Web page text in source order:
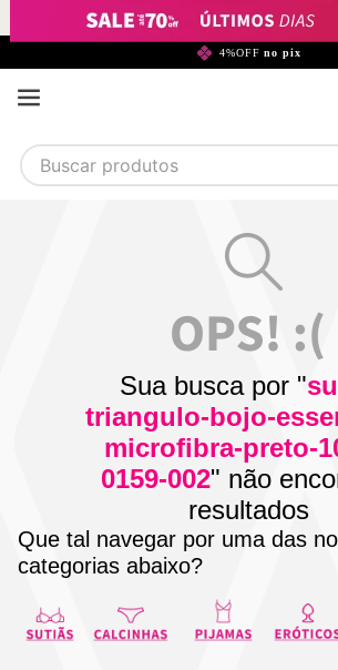
4%OFF no pix
Buscar produtos
Sua busca por "
triangulo-bojo-
microfibra-preto-
0159-002" não
resultados
Que tal navegar por uma das
categorias abaixo?
1
2
3 camisola
calcinha
5 sutiã
algodão
7 renda
8 pijama